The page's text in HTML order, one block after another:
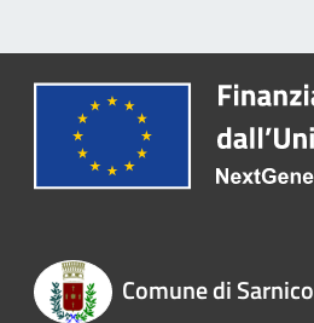
Comune di Sarnico